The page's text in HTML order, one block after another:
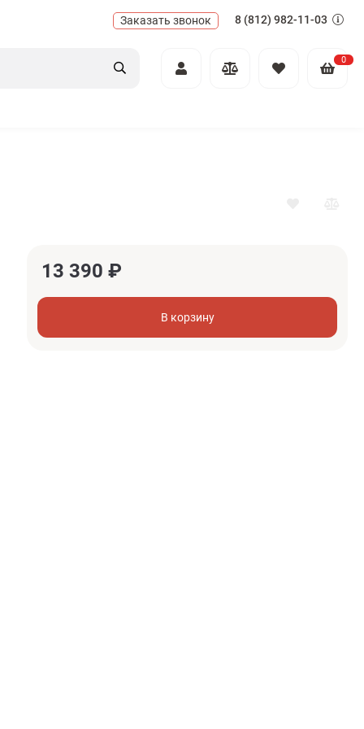
Заказать звонок 8 (812) 982-11-03
0
13 390 ₽
В корзину